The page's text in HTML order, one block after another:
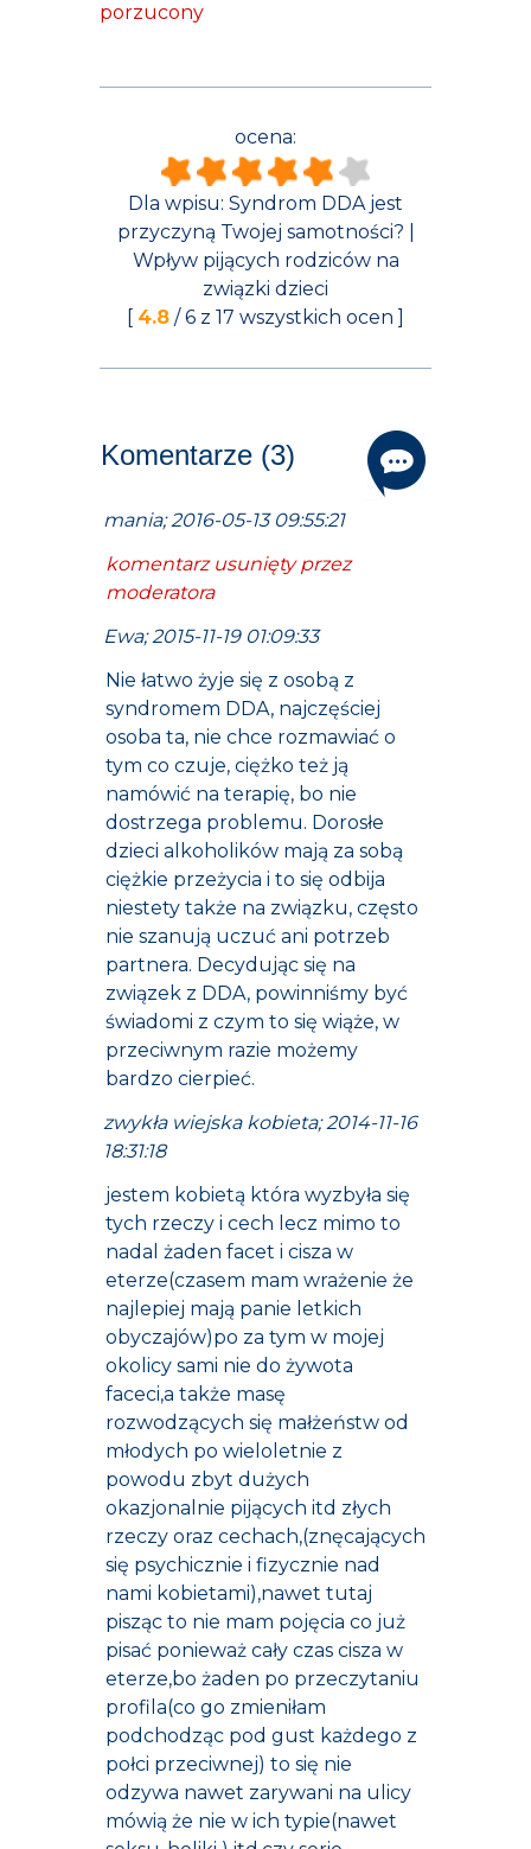
porzucony
ocena:
Dla wpisu: Syndrom DDA jest
przyczyną Twojej samotności? |
Wpływ pijących rodziców na
związki dzieci
[ 4.8 /6 z 17 wszystkich ocen ]
Komentarze (3)
mania; 2016-05-13 09:55:21
komentarz usunięty przez
moderatora
Ewa; 2015-11-19 01:09:33
Nie łatwo żyje się z osobą z
syndromem DDA, najczęściej
osoba ta, nie chce rozmawiać o
tym co czuje, ciężko też ją
namówić na terapię, bo nie
dostrzega problemu. Dorosłe
dzieci alkoholików mają za sobą
ciężkie przeżycia i to się odbija
niestety także na związku, często
nie szanują uczuć ani potrzeb
partnera. Decydując się na
związek z DDA, powinniśmy być
świadomi z czym to się wiąże, w
przeciwnym razie możemy
bardzo cierpieć.
zwykła wiejska kobieta; 2014-11-16
18:31:18
jestem kobietą która wyzbyła się
tych rzeczy i cech lecz mimo to
nadal żaden facet i cisza w
eterze(czasem mam wrażenie że
najlepiej mają panie letkich
obyczajów)po za tym w mojej
okolicy sami nie do żywota
faceci,a także masę
rozwodzących się małżeństw od
młodych po wieloletnie z
powodu zbyt dużych
okazjonalnie pijących itd złych
rzeczy oraz cechach,(znęcających
się psychicznie i fizycznie nad
nami kobietami),nawet tutaj
pisząc to nie mam pojęcia co już
pisać ponieważ cały czas cisza w
eterze,bo żaden po przeczytaniu
profila(co go zmieniłam
podchodząc pod gust każdego z
połci przeciwnej) to się nie
odzywa nawet zarywani na ulicy
mówią że nie w ich typie(nawet